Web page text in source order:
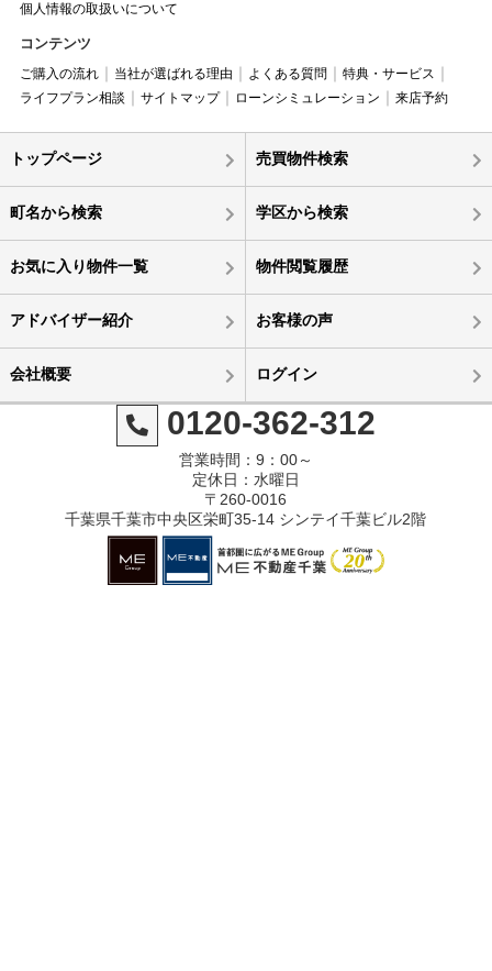
個人情報の取扱いについて
コンテンツ
ご購入の流れ 当社が選ばれる理由 よくある質問
特典・サービス
ライフプラン相談
サイトマップ ローンシミュレーション 来店予約
トップページ 売買物件検索
町名から検索 学区から検索
お気に入り物件一覧 物件閲覧履歴
アドバイザー紹介 お客様の声
会社概要 ログイン
0120-362-312
営業時間：9：00～
定休日：水曜日
〒260-0016
千葉県千葉市中央区栄町35-14 シンテイ千葉ビル2階